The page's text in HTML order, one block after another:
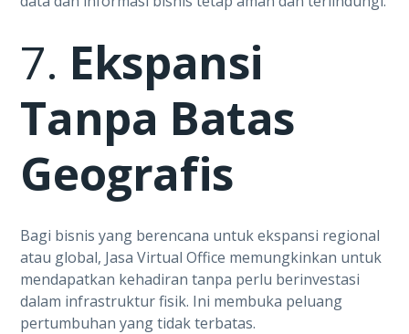
7. Ekspansi
Tanpa Batas
Geografis
Bagi bisnis yang berencana untuk ekspansi regional
atau global, Jasa Virtual Office memungkinkan untuk
mendapatkan kehadiran tanpa perlu berinvestasi
dalam infrastruktur fisik. Ini membuka peluang
pertumbuhan yang tidak terbatas.